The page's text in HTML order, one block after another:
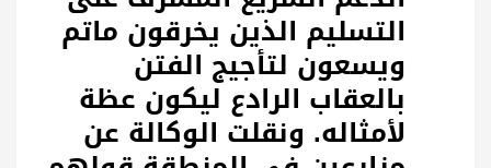
التسليم الذين يخرقون ماتم
ويسعون لتأجيج الفتن
بالعقاب الرادع ليكون عظة
لأمثاله. ونقلت الوكالة عن